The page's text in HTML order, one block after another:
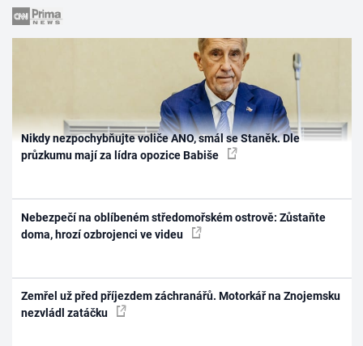
Nikdy nezpochybňujte voliče ANO, smál se Staněk. Dle
průzkumu mají za lídra opozice Babiše
Nebezpečí na oblíbeném středomořském ostrově: Zůstaňte
doma, hrozí ozbrojenci ve videu
Zemřel už před příjezdem záchranářů. Motorkář na Znojemsku
nezvládl zatáčku